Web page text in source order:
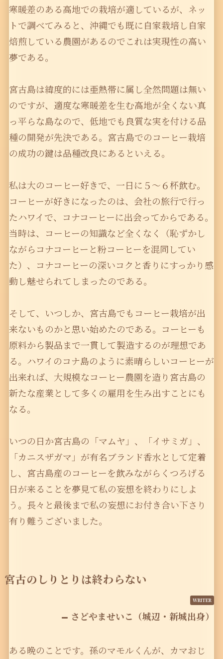
寒暖差のある高地での栽培が適しているが、ネッ
トで調べてみると、沖縄でも既に自家栽培し自家
焙煎している農園があるのでこれは実現性の高い
夢である。
宮古島は緯度的には亜熱帯に属し全然問題は無い
のですが、適度な寒暖差を生む高地が全くない真
っ平らな島なので、低地でも良質な実を付ける品
種の開発が先決である。宮古島でのコーヒー栽培
の成功の鍵は品種改良にあるといえる。
私は大のコーヒー好きで、一日に５〜６杯飲む。
コーヒーが好きになったのは、会社の旅行で行っ
たハワイで、コナコーヒーに出会ってからである。
当時は、コーヒーの知識など全くなく（恥ずかし
ながらコナコーヒーと粉コーヒーを混同してい
た）、コナコーヒーの深いコクと香りにすっかり感
動し魅せられてしまったのである。
そして、いつしか、宮古島でもコーヒー栽培が出
来ないものかと思い始めたのである。コーヒーも
原料から製品まで一貫して製造するのが理想であ
る。ハワイのコナ島のように素晴らしいコーヒーが
出来れば、大規模なコーヒー農園を造り宮古島の
新たな産業として多くの雇用を生み出すことにも
なる。
いつの日か宮古島の「マムヤ」、「イサミガ」、
「カニスザガマ」が有名ブランド香水として定着
し、宮古島産のコーヒーを飲みながらくつろげる
日が来ることを夢見て私の妄想を終わりにしよ
う。長々と最後まで私の妄想にお付き合い下さり
有り難うございました。
宮古のしりとりは終わらない
さどやませいこ（城辺・新城出身）
ある晩のことです。孫のマモルくんが、カマおじ